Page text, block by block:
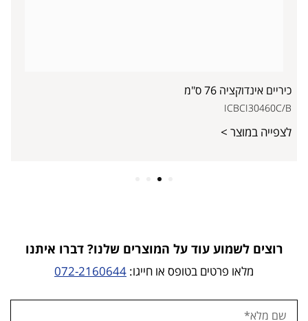
כיריים אינדוקציה 76 ס"מ
ICBCI30460C/B
לצפייה במוצר >
רוצים לשמוע עוד על המוצרים שלנו? דברו איתנו
מלאו פרטים בטופס או חייגו: 072-2160644